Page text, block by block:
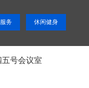
务 休闲健身
五号会议室